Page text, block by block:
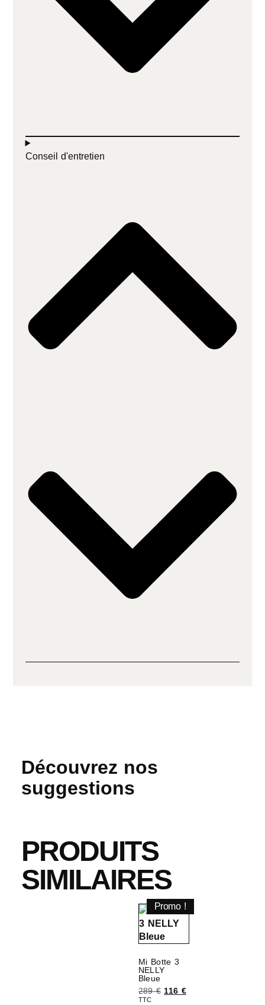
Conseil d'entretien
Découvrez nos
suggestions
PRODUITS
SIMILAIRES
Promo !
Mi Botte 3
NELLY
Bleue
289€ 116 €
TTC